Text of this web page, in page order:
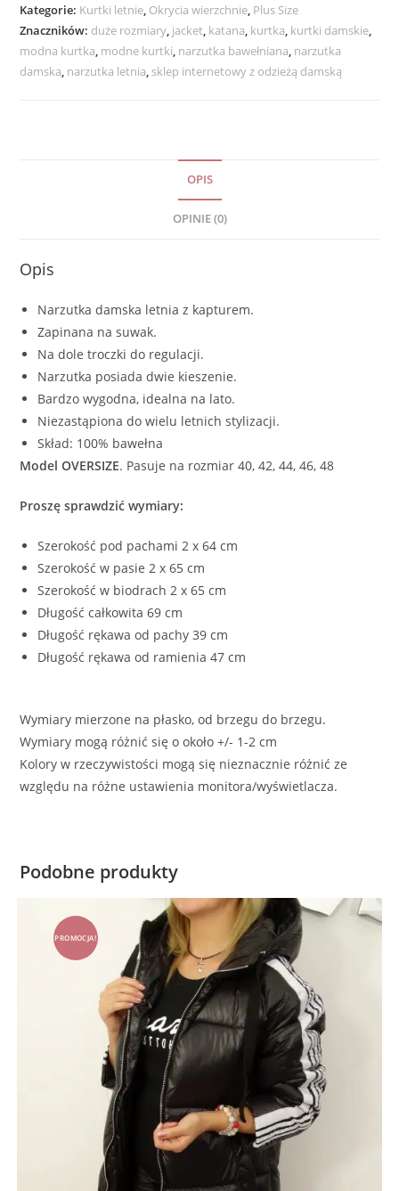
rozmiar
uniwersalny
Kategorie: Kurtki letnie, Okrycia wierzchnie, Plus Size
Znaczników: duże rozmiary, jacket, katana, kurtka, kurtki damskie,
modna kurtka, modne kurtki, narzutka bawełniana, narzutka
damska, narzutka letnia, sklep internetowy z odzieżą damską
OPIS
OPINIE (0)
Opis
Narzutka damska letnia z kapturem.
Zapinana na suwak.
Na dole troczki do regulacji.
Narzutka posiada dwie kieszenie.
Bardzo wygodna, idealna na lato.
Niezastąpiona do wielu letnich stylizacji.
Skład: 100% bawełna
Model OVERSIZE. Pasuje na rozmiar 40, 42, 44, 46, 48
Proszę sprawdzić wymiary:
Szerokość pod pachami 2 x 64 cm
Szerokość w pasie 2 x 65 cm
Szerokość w biodrach 2 x 65 cm
Długość całkowita 69 cm
Długość rękawa od pachy 39 cm
Długość rękawa od ramienia 47 cm
Wymiary mierzone na płasko, od brzegu do brzegu.
Wymiary mogą różnić się o około +/- 1-2 cm
Kolory w rzeczywistości mogą się nieznacznie różnić ze
względu na różne ustawienia monitora/wyświetlacza.
Podobne produkty
PROMOCJA!